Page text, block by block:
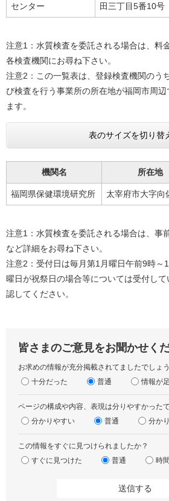
センター 田三丁目5番10号
注意1：水質検査を委託される場合は、料
各検査機関にお尋ね下さい。
注意2：この一覧表は、登録検査機関のう
び検査を行う事業所の所在地が福岡市周
ます。
表のサイズを切り替
機関名 所在地
福岡県保健環境研究所 太宰府市大字向
注意1：水質検査を委託される場合は、事
など詳細をお尋ね下さい。
注意2：受付日は毎月第1月曜日午前9時～
曜日が祝祭日の場合等については受付し
認してください。
皆さまのご意見をお聞かせく
お求めの情報が充分掲載されてましたでしょ
十分だった
普通 情報が
ページの構成や内容、表現は分りやすかった
分かりやすい
普通 分か
この情報をすぐに見つけられましたか？
すぐに見つけた
普通 時